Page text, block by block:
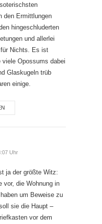
den Ermittlungen
hingeschluderten
und allerlei
Nichts. Es ist
viele Opossums dabei
Glaskugeln trüb
einige.
Uhr
ja der größte Witz:
vor, die Wohnung in
um Beweise zu
sie die Haupt –
vor dem